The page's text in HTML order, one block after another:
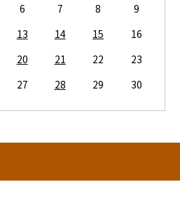
6 7 8
9
13 14 15
16
20 21 22
23
27 28 29 30